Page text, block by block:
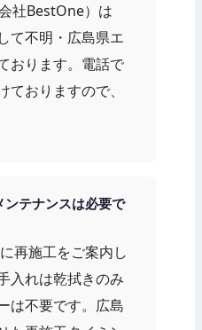
社BestOne）は
て不明・広島県エ
おります。電話で
おりますので、
ンテナンスは必要で
再施工をご案内し
入れは乾拭きのみ
は不要です。広島